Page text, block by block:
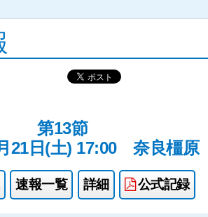
第13節
21日(土) 17:00
奈良橿原
速報一覧 詳細 公式記録